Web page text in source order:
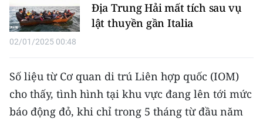
BẠN ĐỌC
KIỂM CHỨNG THÔNG TIN
TRI THỨC CHUYÊN SÂU
54 DÂN TỘC VIỆT NAM
Địa Trung Hải mất tích sau vụ
lật thuyền gần Italia
02/01/2025 00:48
Số liệu từ Cơ quan di trú Liên hợp quốc (IOM)
cho thấy, tình hình tại khu vực đang lên tới mức
báo động đỏ, khi chỉ trong 5 tháng từ đầu năm